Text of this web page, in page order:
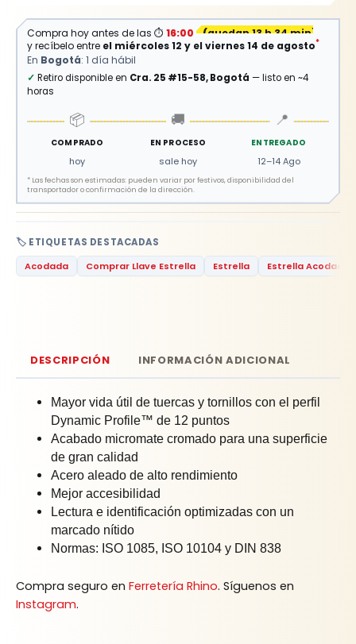
🏷️ ETIQUETAS DESTACADAS
Acodada
Comprar Llave Estrella Estrella Estrella Acodada
Compra hoy antes de las ⏱ 16:00 (quedan 13 h 34 min)
y recíbelo entre el miércoles 12 y el viernes 14 de agosto*
En Bogotá: 1 día hábil
✓ Retiro disponible en Cra. 25 #15-58, Bogotá — listo en ~4
horas
📦
COMPRADO
hoy
🚚
EN PROCESO
sale hoy
📍
ENTREGADO
12–14 Ago
* Las fechas son estimadas: pueden variar por festivos, disponibilidad del
transportador o confirmación de la dirección.
DESCRIPCIÓN INFORMACIÓN ADICIONAL
Mayor vida útil de tuercas y tornillos con el perfil
Dynamic Profile™ de 12 puntos
Acabado micromate cromado para una superficie
de gran calidad
Acero aleado de alto rendimiento
Mejor accesibilidad
Lectura e identificación optimizadas con un
marcado nítido
Normas: ISO 1085, ISO 10104 y DIN 838
Compra seguro en Ferretería Rhino. Síguenos en
Instagram.